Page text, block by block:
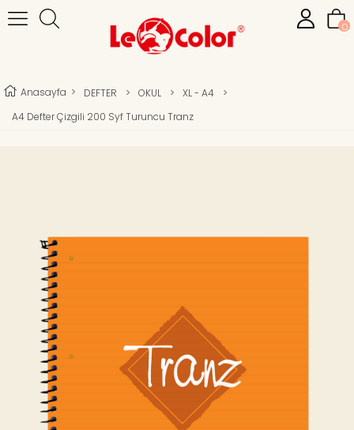
0
Anasayfa > DEFTER > OKUL > XL - A4
>
A4 Defter Çizgili 200 Syf Turuncu Tranz